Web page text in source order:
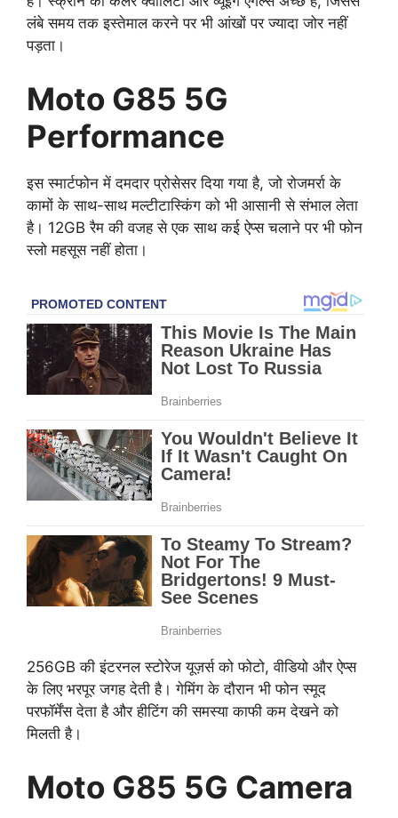
लंबे समय तक इस्तेमाल करने पर भी आंखों पर ज्यादा जोर नहीं
पड़ता।
Moto G85 5G
Performance
इस स्मार्टफोन में दमदार प्रोसेसर दिया गया है, जो रोजमर्रा के
कामों के साथ-साथ मल्टीटास्किंग को भी आसानी से संभाल लेता
है। 12GB रैम की वजह से एक साथ कई ऐप्स चलाने पर भी फोन
स्लो महसूस नहीं होता।
256GB की इंटरनल स्टोरेज यूज़र्स को फोटो, वीडियो और ऐप्स
के लिए भरपूर जगह देती है। गेमिंग के दौरान भी फोन स्मूद
परफॉर्मेंस देता है और हीटिंग की समस्या काफी कम देखने को
मिलती है।
Moto G85 5G Camera